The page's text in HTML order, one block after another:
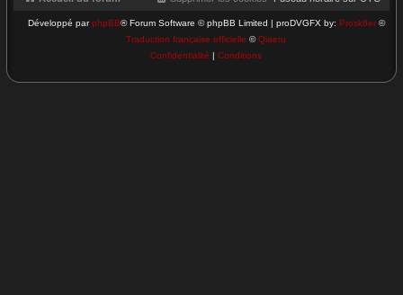
Développé parphpBB® Forum Software © phpBB Limited | proDVGFX by: Prosk8er©
Traduction française officielle ©Qiaeru
Confidentialité | Conditions